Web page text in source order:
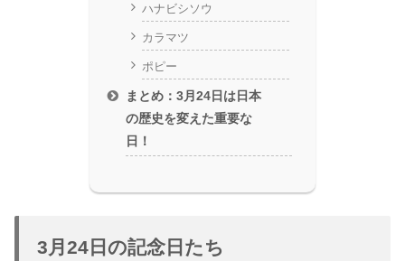
ハナビシソウ
カラマツ
ポピー
まとめ：3月24日は日本
の歴史を変えた重要な
日！
3月24日の記念日たち